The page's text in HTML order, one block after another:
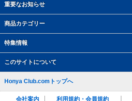
重要なお知らせ
商品カテゴリー
特集情報
このサイトについて
Honya Club.comトップへ
会社案内 利用規約・会員規約